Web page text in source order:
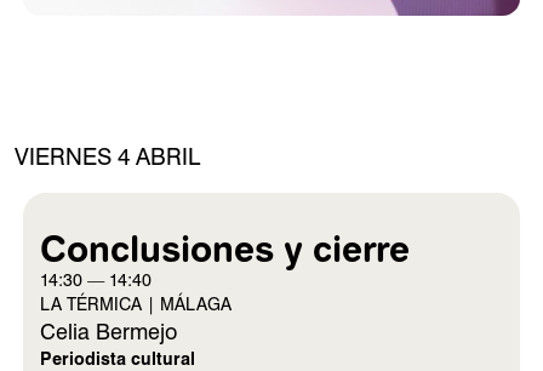
VIERNES 4 ABRIL
Conclusiones y cierre
14:30 — 14:40
LA TÉRMICA | MÁLAGA
Celia Bermejo
Periodista cultural